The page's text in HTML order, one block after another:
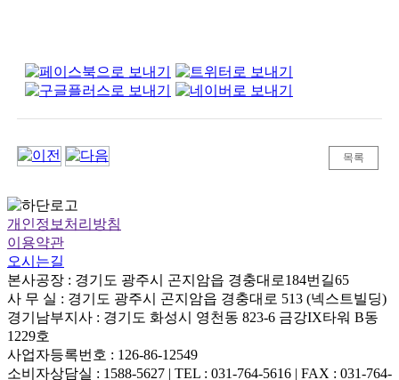
목록
개인정보처리방침
이용약관
오시는길
본사공장 : 경기도 광주시 곤지암읍 경충대로184번길65
사 무 실 : 경기도 광주시 곤지암읍 경충대로 513 (넥스트빌딩)
경기남부지사 : 경기도 화성시 영천동 823-6 금강IX타워 B동
1229호
사업자등록번호 : 126-86-12549
소비자상담실 : 1588-5627 | TEL : 031-764-5616 | FAX : 031-764-